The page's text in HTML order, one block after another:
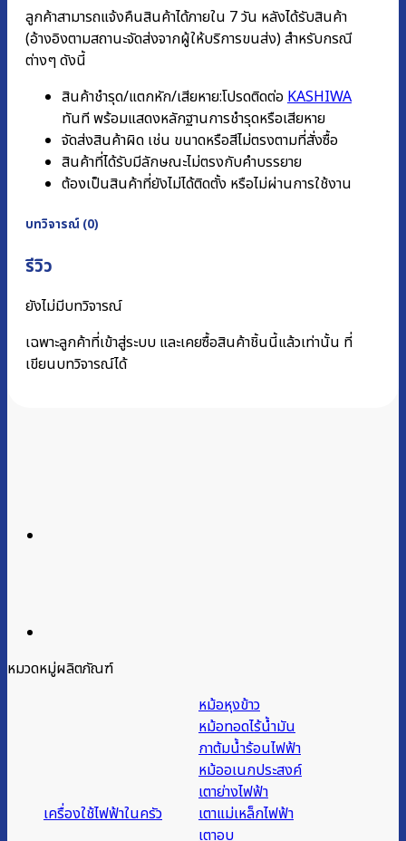
ลูกค้าสามารถแจ้งคืนสินค้าได้ภายใน 7 วัน หลังได้รับสินค้า
(อ้างอิงตามสถานะจัดส่งจากผู้ให้บริการขนส่ง) สำหรับกรณี
ต่างๆ ดังนี้
สินค้าชำรุด/แตกหัก/เสียหาย:โปรดติดต่อ KASHIWA
ทันที พร้อมแสดงหลักฐานการชํารุดหรือเสียหาย
จัดส่งสินค้าผิด เช่น ขนาดหรือสีไม่ตรงตามที่สั่งซื้อ
สินค้าที่ได้รับมีลักษณะไม่ตรงกับคำบรรยาย
ต้องเป็นสินค้าที่ยังไม่ได้ติดตั้ง หรือไม่ผ่านการใช้งาน
บทวิจารณ์ (0)
รีวิว
ยังไม่มีบทวิจารณ์
เฉพาะลูกค้าที่เข้าสู่ระบบ และเคยซื้อสินค้าชิ้นนี้แล้วเท่านั้น ที่
เขียนบทวิจารณ์ได้
หมวดหมู่ผลิตภัณฑ์
เครื่องใช้ไฟฟ้าในครัว
หม้อหุงข้าว
หม้อทอดไร้น้ำมัน
กาต้มน้ำร้อนไฟฟ้า
หม้ออเนกประสงค์
เตาย่างไฟฟ้า
เตาแม่เหล็กไฟฟ้า
เตาอบ